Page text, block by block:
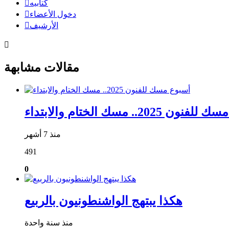
كتابيه
دخول الأعضاء
الأرشيف
مقالات مشابهة
2025.. مسك الختام والابتداء
منذ 7 أشهر
491
0
هكذا يبتهج الواشنطونيون بالربيع
منذ سنة واحدة